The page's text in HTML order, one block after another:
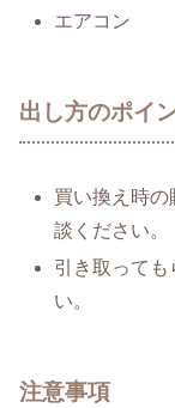
エアコン
出し方のポイ
買い換え時
談ください。
引き取っても
い。
注意事項